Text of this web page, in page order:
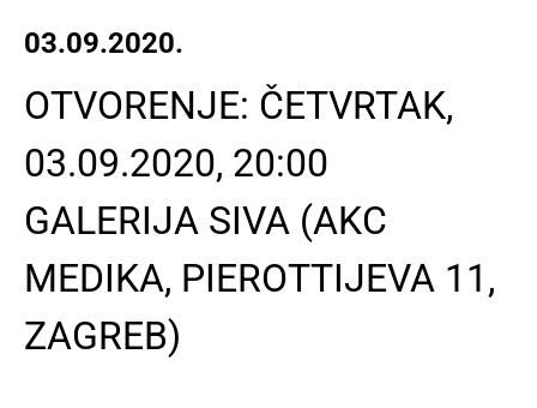
03.09.2020.
OTVORENJE: ČETVRTAK,
03.09.2020, 20:00
GALERIJA SIVA (AKC
MEDIKA, PIEROTTIJEVA 11,
ZAGREB)